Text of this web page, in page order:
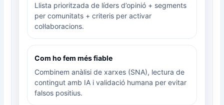
Llista prioritzada de líders d’opinió + segments
per comunitats + criteris per activar
col·laboracions.
Com ho fem més fiable
Combinem anàlisi de xarxes (SNA), lectura de
contingut amb IA i validació humana per evitar
falsos positius.